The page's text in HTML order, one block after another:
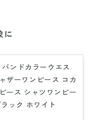
に
ンドカラーウエス
ザーワンピース コカ
ース シャツワンピー
ック ホワイト